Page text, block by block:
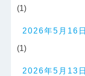
(1)
2026年5月16日
(1)
2026年5月13日